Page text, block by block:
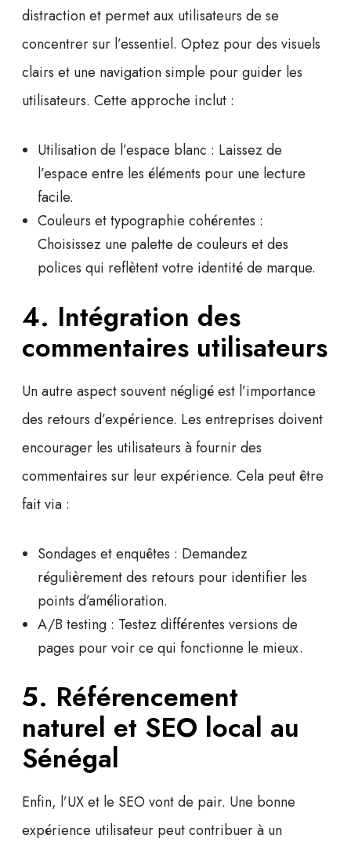
distraction et permet aux utilisateurs de se
concentrer sur l’essentiel. Optez pour des visuels
clairs et une navigation simple pour guider les
utilisateurs. Cette approche inclut :
Utilisation de l’espace blanc : Laissez de
l’espace entre les éléments pour une lecture
facile.
Couleurs et typographie cohérentes :
Choisissez une palette de couleurs et des
polices qui reflètent votre identité de marque.
4. Intégration des
commentaires utilisateurs
Un autre aspect souvent négligé est l’importance
des retours d’expérience. Les entreprises doivent
encourager les utilisateurs à fournir des
commentaires sur leur expérience. Cela peut être
fait via :
Sondages et enquêtes : Demandez
régulièrement des retours pour identifier les
points d’amélioration.
A/B testing : Testez différentes versions de
pages pour voir ce qui fonctionne le mieux.
5. Référencement
naturel et SEO local au
Sénégal
Enfin, l’UX et le SEO vont de pair. Une bonne
expérience utilisateur peut contribuer à un